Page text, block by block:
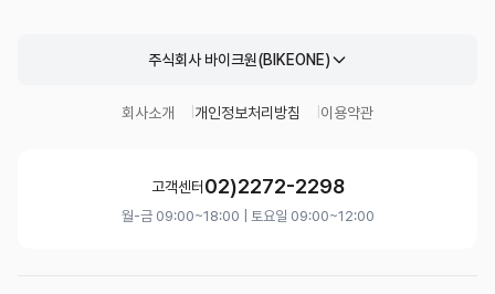
주식회사 바이크원(BIKEONE)
회사소개 개인정보처리방침 이용약관
고객센터 02)2272-2298
월-금 09:00~18:00 | 토요일 09:00~12:00